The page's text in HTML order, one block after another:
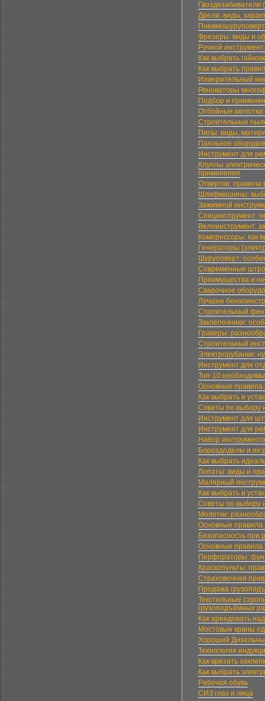
Дрели: виды,
Фрезеры: виды и
Ручной
Как выбрать
Как выбрать
Измерительный
Реноваторы
Подбор и
Отбойные молотки:
Строительные
Пилы: виды,
Паяльное
Инструмент для
Клуппы
применения
Отвертки:
Шлифмашины:
Зажимной
Специнструмент:
Велоинструмент:
Компрессоры: как
Генераторы
Шуруповерт:
Современные
Преимущества и
Сварочное
Лучшие
Строительный
Заклепочники:
Граверы:
Строительный
Электрорубанки:
Инструмент для
Топ-10
Основные правила
Как выбрать и
Советы по выбору
Инструмент для
Инструмент для
Набор
Бороздоделы и их
Как выбрать
Лопаты: виды и
Малярный
Как выбрать и
Советы по выбору
Молотки:
Основные правила
Безопасность при
Основные правила
Перфораторы:
Краскопульты:
Страховочная
Продажа
Текстильные
грузоподъёмных
Как арендовать
Мостовые краны
Хороший
Технология
Как врезать
Как выбрать
Рабочая обувь
СИЗ глаз и лица